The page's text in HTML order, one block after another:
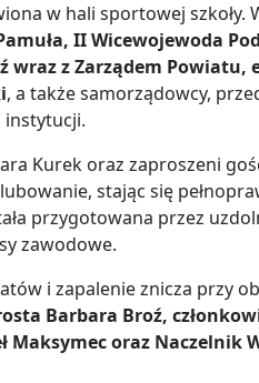
w hali sportowej szkoły.
II Wicewojewoda
wraz z Zarządem Powiatu,
, a także samorządowcy,
Kurek oraz zaproszeni
stając się
przygotowana przez
zawodowe.
i zapalenie znicza przy
Barbara Broź,
Maksymec oraz Naczelnik